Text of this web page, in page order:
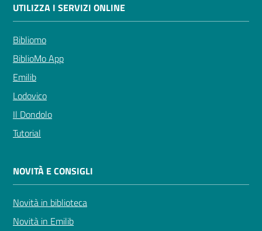
UTILIZZA I SERVIZI ONLINE
Bibliomo
BiblioMo App
Emilib
Lodovico
Il Dondolo
Tutorial
NOVITÀ E CONSIGLI
Novità in biblioteca
Novità in Emilib